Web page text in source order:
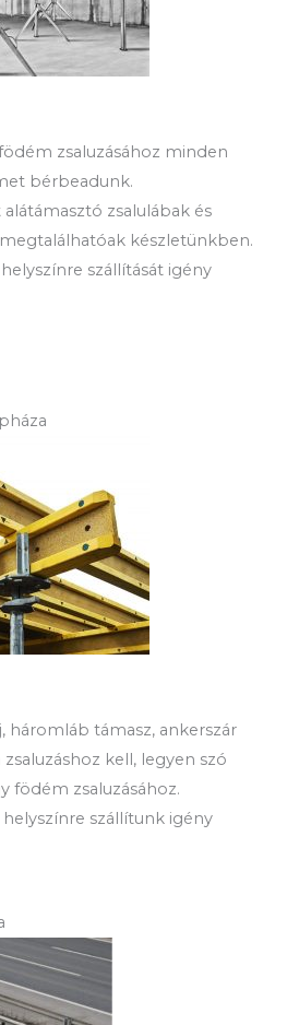
zsaluzásához minden
bérbeadunk.
zsalulábak és
készletünkben.
szállítását igény
háromláb támasz, ankerszár
kell, legyen szó
födém zsaluzásához.
szállítunk igény